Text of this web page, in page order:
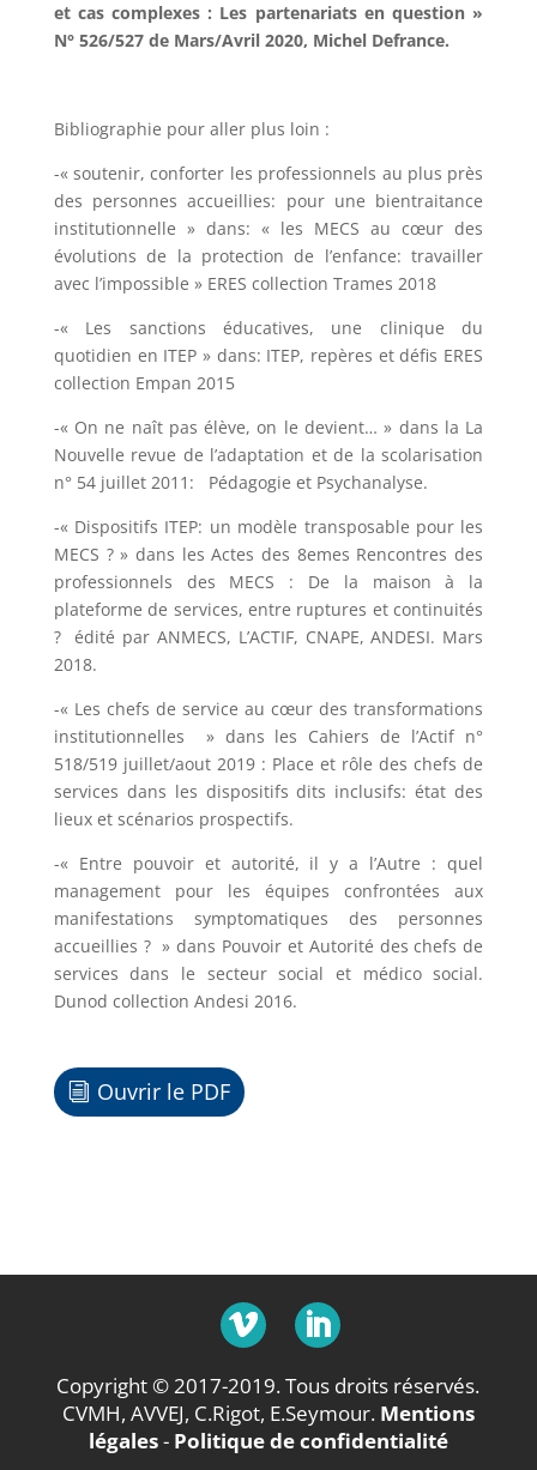
et cas complexes : Les partenariats en question »
N° 526/527 de Mars/Avril 2020, Michel Defrance.
Bibliographie pour aller plus loin :
-« soutenir, conforter les professionnels au plus près
des personnes accueillies: pour une bientraitance
institutionnelle » dans: « les MECS au cœur des
évolutions de la protection de l’enfance: travailler
avec l’impossible » ERES collection Trames 2018
-« Les sanctions éducatives, une clinique du
quotidien en ITEP » dans: ITEP, repères et défis ERES
collection Empan 2015
-« On ne naît pas élève, on le devient… » dans la La
Nouvelle revue de l’adaptation et de la scolarisation
n° 54 juillet 2011: Pédagogie et Psychanalyse.
-« Dispositifs ITEP: un modèle transposable pour les
MECS ? » dans les Actes des 8emes Rencontres des
professionnels des MECS : De la maison à la
plateforme de services, entre ruptures et continuités
? édité par ANMECS, L’ACTIF, CNAPE, ANDESI. Mars
2018.
-« Les chefs de service au cœur des transformations
institutionnelles » dans les Cahiers de l’Actif n°
518/519 juillet/aout 2019 : Place et rôle des chefs de
services dans les dispositifs dits inclusifs: état des
lieux et scénarios prospectifs.
-« Entre pouvoir et autorité, il y a l’Autre : quel
management pour les équipes confrontées aux
manifestations symptomatiques des personnes
accueillies ? » dans Pouvoir et Autorité des chefs de
services dans le secteur social et médico social.
Dunod collection Andesi 2016.
Ouvrir le PDF
Copyright © 2017-2019. Tous droits réservés.
CVMH, AVVEJ, C.Rigot, E.Seymour. Mentions
légales- Politique de confidentialité